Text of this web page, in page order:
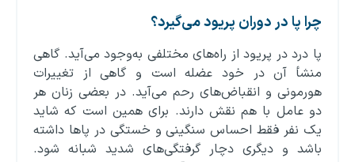
چرا پا در دوران پریود می‌گیرد؟
پا درد در پریود از راه‌های مختلفی به‌وجود می‌آید. گاهی
منشأ آن در خود عضله است و گاهی از تغییرات
هورمونی و انقباض‌های رحم می‌آید. در بعضی زنان هر
دو عامل با هم نقش دارند. برای همین است که شاید
یک نفر فقط احساس سنگینی و خستگی در پاها داشته
باشد و دیگری دچار گرفتگی‌های شدید شبانه شود.